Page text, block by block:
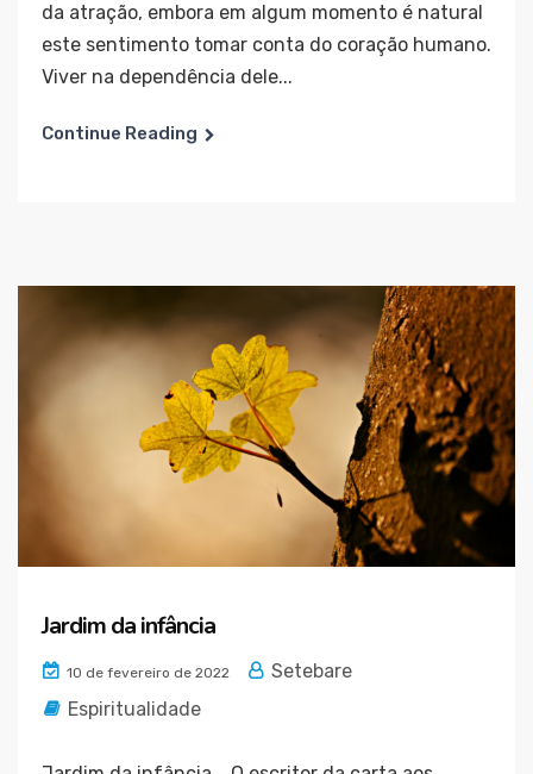
da atração, embora em algum momento é natural
este sentimento tomar conta do coração humano.
Viver na dependência dele...
Continue Reading
Jardim da infância
10 de fevereiro de 2022
Setebare
Espiritualidade